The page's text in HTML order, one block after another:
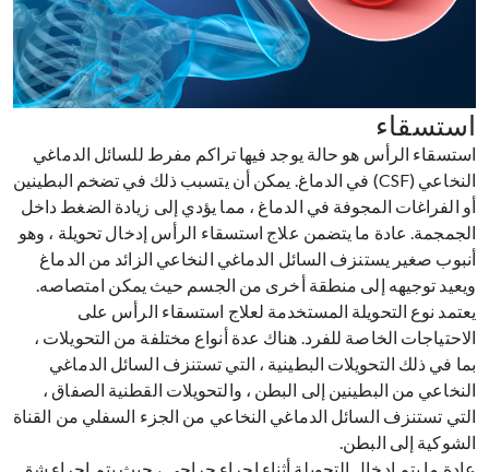
استسقاء
استسقاء الرأس هو حالة يوجد فيها تراكم مفرط للسائل الدماغي
النخاعي (CSF) في الدماغ. يمكن أن يتسبب ذلك في تضخم البطينين
أو الفراغات المجوفة في الدماغ ، مما يؤدي إلى زيادة الضغط داخل
الجمجمة. عادة ما يتضمن علاج استسقاء الرأس إدخال تحويلة ، وهو
أنبوب صغير يستنزف السائل الدماغي النخاعي الزائد من الدماغ
ويعيد توجيهه إلى منطقة أخرى من الجسم حيث يمكن امتصاصه.
يعتمد نوع التحويلة المستخدمة لعلاج استسقاء الرأس على
الاحتياجات الخاصة للفرد. هناك عدة أنواع مختلفة من التحويلات ،
بما في ذلك التحويلات البطينية ، التي تستنزف السائل الدماغي
النخاعي من البطينين إلى البطن ، والتحويلات القطنية الصفاق ،
التي تستنزف السائل الدماغي النخاعي من الجزء السفلي من القناة
الشوكية إلى البطن.